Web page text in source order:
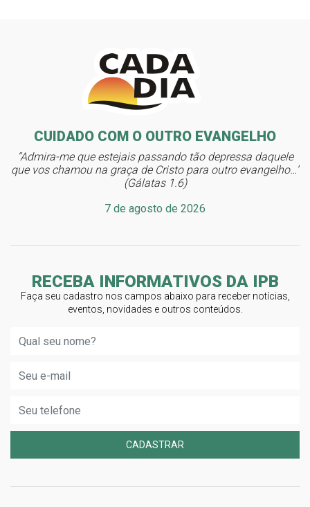
CUIDADO COM O OUTRO EVANGELHO
“Admira-me que estejais passando tão depressa daquele
que vos chamou na graça de Cristo para outro evangelho…”
(Gálatas 1.6)
7 de agosto de 2026
RECEBA INFORMATIVOS DA IPB
Faça seu cadastro nos campos abaixo para receber notícias,
eventos, novidades e outros conteúdos.
CADASTRAR